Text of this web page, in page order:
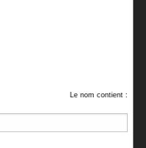
Le nom contient :